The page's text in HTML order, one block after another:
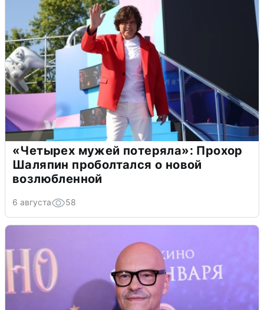
«Четырех мужей потеряла»: Прохор
Шаляпин проболтался о новой
возлюбленной
6 августа 58